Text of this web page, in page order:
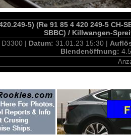
5) (Re 91 85 4 420 249-5 CH-
SBBC) / Killwangen-
D3300 | Datum: 31.01.23 15:30 |
Blendenöffnung: